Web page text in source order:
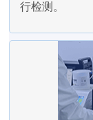
行检测。